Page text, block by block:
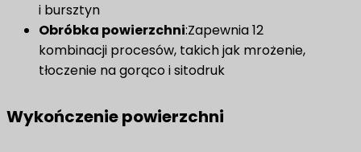
i bursztyn
Obróbka powierzchni:Zapewnia 12
kombinacji procesów, takich jak mrożenie,
tłoczenie na gorąco i sitodruk
Wykończenie powierzchni